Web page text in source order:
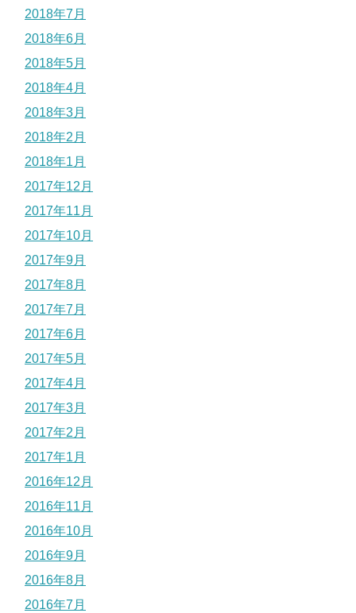
2018年7月
2018年6月
2018年5月
2018年4月
2018年3月
2018年2月
2018年1月
2017年12月
2017年11月
2017年10月
2017年9月
2017年8月
2017年7月
2017年6月
2017年5月
2017年4月
2017年3月
2017年2月
2017年1月
2016年12月
2016年11月
2016年10月
2016年9月
2016年8月
2016年7月